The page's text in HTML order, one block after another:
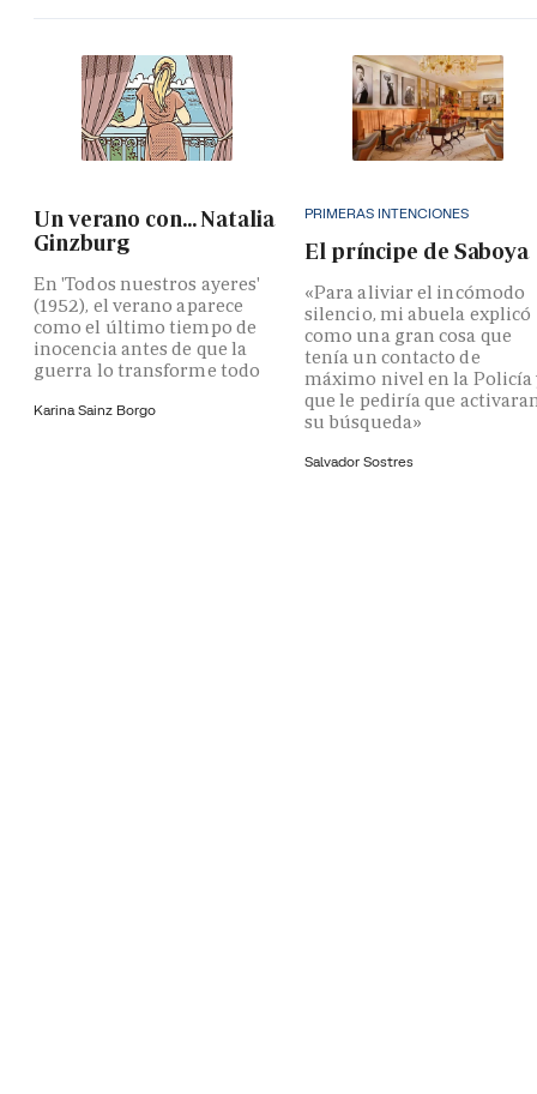
Un verano con... Natalia
Ginzburg
En 'Todos nuestros ayeres'
(1952), el verano aparece
como el último tiempo de
inocencia antes de que la
guerra lo transforme todo
Karina Sainz Borgo
PRIMERAS INTENCIONES
El príncipe de Saboya
«Para aliviar el incómodo
silencio, mi abuela explicó
como una gran cosa que
tenía un contacto de
máximo nivel en la Policía
que le pediría que
su búsqueda»
Salvador Sostres